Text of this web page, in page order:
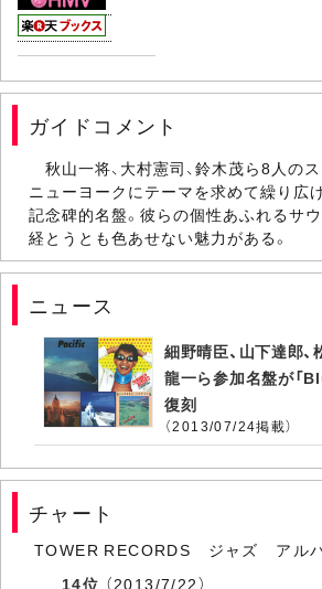
ガイドコメント
秋山一将、大村憲司、鈴木茂ら8人の
ニューヨークにテーマを求めて繰り広
記念碑的名盤。彼らの個性あふれるサ
経とうとも色あせない魅力がある。
ニュース
細野晴臣、山下達郎、
龍一ら参加名盤が「
復刻
（2013/07/24掲載）
チャート
TOWER RECORDS ジャズ アル
14位 （2013/7/22）